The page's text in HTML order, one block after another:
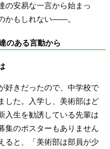
の安易な一言から始まっ
かもしれない――。
のある言動から
好きだったので、中学校で
した。入学し、美術部はど
入生を勧誘している先輩は
集のポスターもありません
ると、「美術部は部員が少